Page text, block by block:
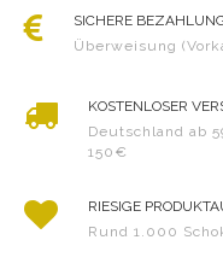
SICHERE
Überweisung
KOSTENLOSER
Deutschland ab
150€
RIESIGE
Rund 1.000